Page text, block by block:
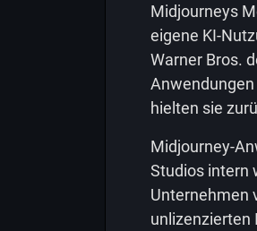
Midjourneys
eigene KI-
Warner Bros.
hielten sie
Midjourney-
Studios intern
Unternehmen
unlizenzierten